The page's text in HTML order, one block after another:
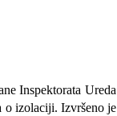
Inspektorata Ureda
o izolaciji. Izvršeno je